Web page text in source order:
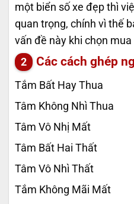
một biển số xe đẹp thì
quan trọng, chính vì thế
vấn đề này khi chọn mua
Các cách ghép
Tắm Bất Hay Thua
Tâm Không Nhì Thua
Tâm Vô Nhị Mất
Tâm Bất Hai Thất
Tâm Vô Nhì Thất
Tắm Không Mãi Mất